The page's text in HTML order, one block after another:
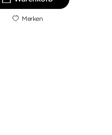
Merken